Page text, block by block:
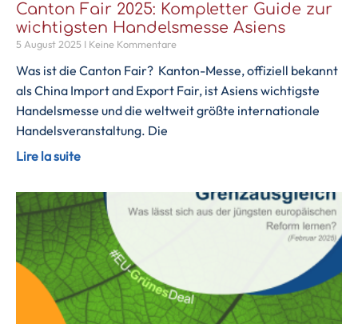
Canton Fair 2025: Kompletter Guide zur
wichtigsten Handelsmesse Asiens
5 August 2025 Keine Kommentare
Was ist die Canton Fair? Kanton-Messe, offiziell bekannt
als China Import and Export Fair, ist Asiens wichtigste
Handelsmesse und die weltweit größte internationale
Handelsveranstaltung. Die
Lire la suite